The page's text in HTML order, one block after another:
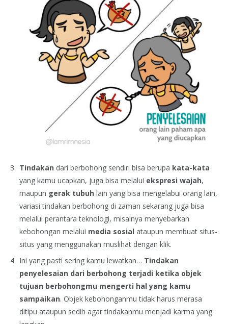
Tindakan dari berbohong sendiri bisa berupa kata-kata
yang kamu ucapkan, juga bisa melalui ekspresi wajah,
maupun gerak tubuh lain yang bisa mengelabui orang lain,
variasi tindakan berbohong di zaman sekarang juga bisa
melalui perantara teknologi, misalnya menyebarkan
kebohongan melalui media sosial ataupun membuat situs-
situs yang menggunakan muslihat dengan klik.
Ini yang pasti sering kamu lewatkan… Tindakan
penyelesaian dari berbohong terjadi ketika objek
tujuan berbohongmu mengerti hal yang kamu
sampaikan. Objek kebohonganmu tidak harus merasa
ditipu ataupun sedih agar tindakanmu menjadi karma yang